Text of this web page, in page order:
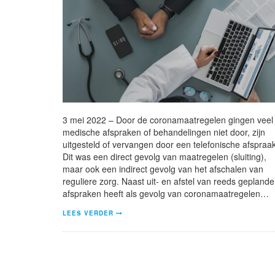
3 mei 2022 – Door de coronamaatregelen gingen veel
medische afspraken of behandelingen niet door, zijn
uitgesteld of vervangen door een telefonische
Dit was een direct gevolg van maatregelen (sluiting),
maar ook een indirect gevolg van het afschalen van
reguliere zorg. Naast uit- en afstel van reeds geplande
afspraken heeft als gevolg van coronamaatregelen…
LEES VERDER